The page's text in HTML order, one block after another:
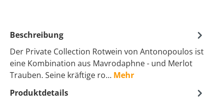
Beschreibung
Der Private Collection Rotwein von Antonopoulos ist
eine Kombination aus Mavrodaphne - und Merlot
Trauben. Seine kräftige ro… Mehr
Produktdetails